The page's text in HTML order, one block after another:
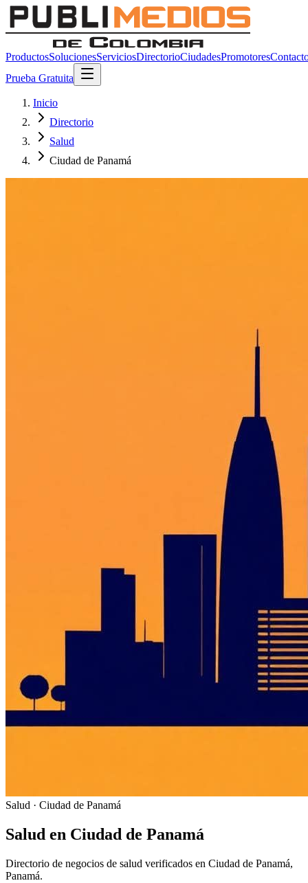
ProductosSolucionesServiciosDirectorioCiudadesPromotores
Prueba Gratuita
Inicio
Directorio
Salud
Ciudad de Panamá
Salud · Ciudad de Panamá
Salud en Ciudad de Panamá
Directorio de negocios de salud verificados en Ciudad de Panamá,
Panamá.